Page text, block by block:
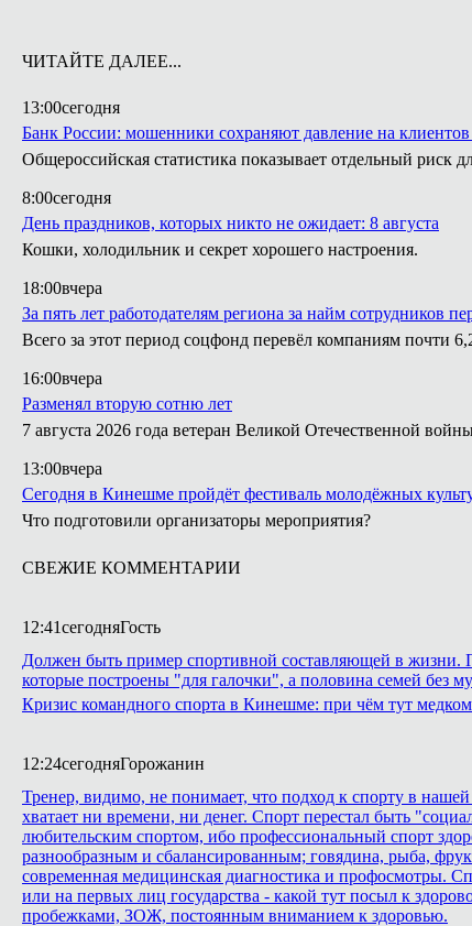
ЧИТАЙТЕ ДАЛЕЕ...
13:00сегодня
Банк России: мошенники сохраняют давление на клиентов
Общероссийская статистика показывает отдельный
8:00сегодня
День праздников, которых никто не ожидает: 8 августа
Кошки, холодильник и секрет хорошего настроения.
18:00вчера
За пять лет работодателям региона за найм сотрудников
Всего за этот период соцфонд перевёл компаниям почти
16:00вчера
Разменял вторую сотню лет
7 августа 2026 года ветеран Великой Отечественной
13:00вчера
Сегодня в Кинешме пройдёт фестиваль молодёжных
Что подготовили организаторы мероприятия?
СВЕЖИЕ КОММЕНТАРИИ
12:41сегодняГость
Должен быть пример спортивной составляющей в жизни.
которые построены "для галочки", а половина семей без
Кризис командного спорта в Кинешме: при чём тут
12:24сегодняГорожанин
Тренер, видимо, не понимает, что подход к спорту в
хватает ни времени, ни денег. Спорт перестал быть
любительским спортом, ибо профессиональный спорт
разнообразным и сбалансированным; говядина, рыба,
современная медицинская диагностика и профосмотры.
или на первых лиц государства - какой тут посыл к
пробежками, ЗОЖ, постоянным вниманием к здоровью.